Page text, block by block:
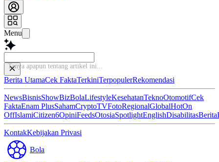
Menu
Tanya apapun tentang
Berita UtamaCek FaktaTerkiniTerpopulerRekomendasi
NewsBisnisShowBizBolaLifestyleKesehatanTeknoOtomotifCek
FaktaEnam PlusSahamCryptoTVFotoRegionalGlobalHotOn
OffIslamiCitizen6OpiniFeedsOtosiaSpotlightEnglishDisabilitasBerita
KontakKebijakan Privasi
Bola